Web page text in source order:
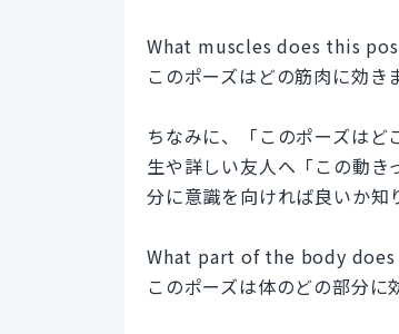
What muscles does this
このポーズはどの筋肉に効き
ちなみに、「このポーズは
生や詳しい友人へ「この動き
分に意識を向ければ良いか知
What part of the body
このポーズは体のどの部分に